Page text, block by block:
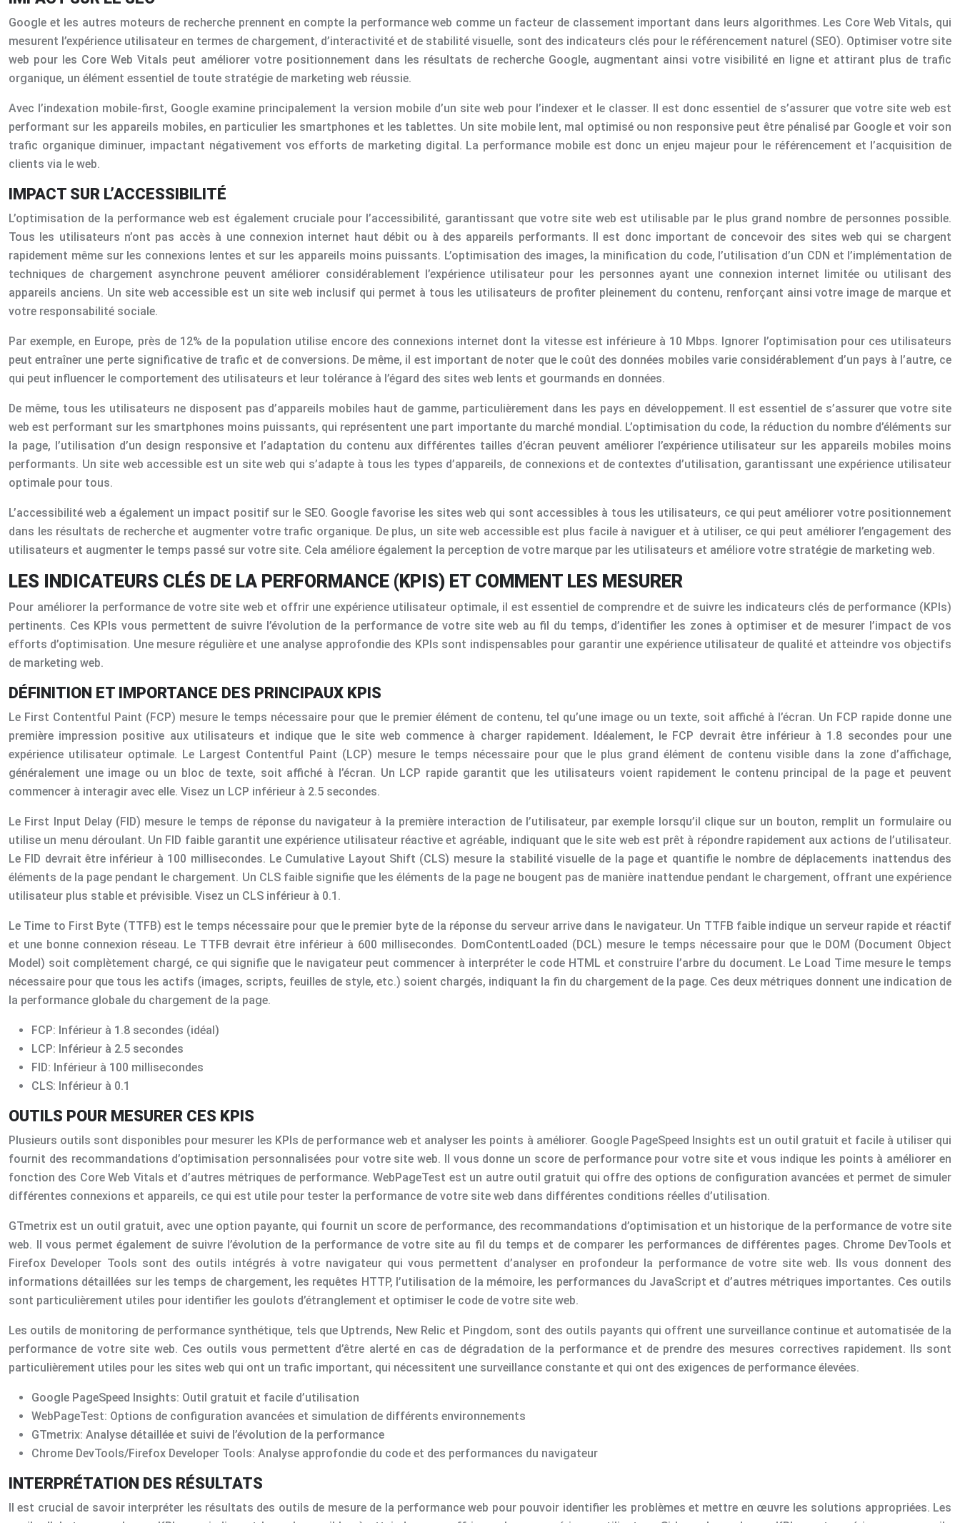
Google et les autres moteurs de recherche prennent en compte la performance web comme un facteur de classement important dans leurs algorithmes. Les Core Web Vitals, qui
mesurent l’expérience utilisateur en termes de chargement, d’interactivité et de stabilité visuelle, sont des indicateurs clés pour le référencement naturel (SEO). Optimiser votre site
web pour les Core Web Vitals peut améliorer votre positionnement dans les résultats de recherche Google, augmentant ainsi votre visibilité en ligne et attirant plus de trafic
organique, un élément essentiel de toute stratégie de marketing web réussie.
Avec l’indexation mobile-first, Google examine principalement la version mobile d’un site web pour l’indexer et le classer. Il est donc essentiel de s’assurer que votre site web est
performant sur les appareils mobiles, en particulier les smartphones et les tablettes. Un site mobile lent, mal optimisé ou non responsive peut être pénalisé par Google et voir son
trafic organique diminuer, impactant négativement vos efforts de marketing digital. La performance mobile est donc un enjeu majeur pour le référencement et l’acquisition de
clients via le web.
IMPACT SUR L’ACCESSIBILITÉ
L’optimisation de la performance web est également cruciale pour l’accessibilité, garantissant que votre site web est utilisable par le plus grand nombre de personnes possible.
Tous les utilisateurs n’ont pas accès à une connexion internet haut débit ou à des appareils performants. Il est donc important de concevoir des sites web qui se chargent
rapidement même sur les connexions lentes et sur les appareils moins puissants. L’optimisation des images, la minification du code, l’utilisation d’un CDN et l’implémentation de
techniques de chargement asynchrone peuvent améliorer considérablement l’expérience utilisateur pour les personnes ayant une connexion internet limitée ou utilisant des
appareils anciens. Un site web accessible est un site web inclusif qui permet à tous les utilisateurs de profiter pleinement du contenu, renforçant ainsi votre image de marque et
votre responsabilité sociale.
Par exemple, en Europe, près de 12% de la population utilise encore des connexions internet dont la vitesse est inférieure à 10 Mbps. Ignorer l’optimisation pour ces utilisateurs
peut entraîner une perte significative de trafic et de conversions. De même, il est important de noter que le coût des données mobiles varie considérablement d’un pays à l’autre, ce
qui peut influencer le comportement des utilisateurs et leur tolérance à l’égard des sites web lents et gourmands en données.
De même, tous les utilisateurs ne disposent pas d’appareils mobiles haut de gamme, particulièrement dans les pays en développement. Il est essentiel de s’assurer que votre site
web est performant sur les smartphones moins puissants, qui représentent une part importante du marché mondial. L’optimisation du code, la réduction du nombre d’éléments sur
la page, l’utilisation d’un design responsive et l’adaptation du contenu aux différentes tailles d’écran peuvent améliorer l’expérience utilisateur sur les appareils mobiles moins
performants. Un site web accessible est un site web qui s’adapte à tous les types d’appareils, de connexions et de contextes d’utilisation, garantissant une expérience utilisateur
optimale pour tous.
L’accessibilité web a également un impact positif sur le SEO. Google favorise les sites web qui sont accessibles à tous les utilisateurs, ce qui peut améliorer votre positionnement
dans les résultats de recherche et augmenter votre trafic organique. De plus, un site web accessible est plus facile à naviguer et à utiliser, ce qui peut améliorer l’engagement des
utilisateurs et augmenter le temps passé sur votre site. Cela améliore également la perception de votre marque par les utilisateurs et améliore votre stratégie de marketing web.
LES INDICATEURS CLÉS DE LA PERFORMANCE (KPIS) ET COMMENT LES MESURER
Pour améliorer la performance de votre site web et offrir une expérience utilisateur optimale, il est essentiel de comprendre et de suivre les indicateurs clés de performance (KPIs)
pertinents. Ces KPIs vous permettent de suivre l’évolution de la performance de votre site web au fil du temps, d’identifier les zones à optimiser et de mesurer l’impact de vos
efforts d’optimisation. Une mesure régulière et une analyse approfondie des KPIs sont indispensables pour garantir une expérience utilisateur de qualité et atteindre vos objectifs
de marketing web.
DÉFINITION ET IMPORTANCE DES PRINCIPAUX KPIS
Le First Contentful Paint (FCP) mesure le temps nécessaire pour que le premier élément de contenu, tel qu’une image ou un texte, soit affiché à l’écran. Un FCP rapide donne une
première impression positive aux utilisateurs et indique que le site web commence à charger rapidement. Idéalement, le FCP devrait être inférieur à 1.8 secondes pour une
expérience utilisateur optimale. Le Largest Contentful Paint (LCP) mesure le temps nécessaire pour que le plus grand élément de contenu visible dans la zone d’affichage,
généralement une image ou un bloc de texte, soit affiché à l’écran. Un LCP rapide garantit que les utilisateurs voient rapidement le contenu principal de la page et peuvent
commencer à interagir avec elle. Visez un LCP inférieur à 2.5 secondes.
Le First Input Delay (FID) mesure le temps de réponse du navigateur à la première interaction de l’utilisateur, par exemple lorsqu’il clique sur un bouton, remplit un formulaire ou
utilise un menu déroulant. Un FID faible garantit une expérience utilisateur réactive et agréable, indiquant que le site web est prêt à répondre rapidement aux actions de l’utilisateur.
Le FID devrait être inférieur à 100 millisecondes. Le Cumulative Layout Shift (CLS) mesure la stabilité visuelle de la page et quantifie le nombre de déplacements inattendus des
éléments de la page pendant le chargement. Un CLS faible signifie que les éléments de la page ne bougent pas de manière inattendue pendant le chargement, offrant une expérience
utilisateur plus stable et prévisible. Visez un CLS inférieur à 0.1.
Le Time to First Byte (TTFB) est le temps nécessaire pour que le premier byte de la réponse du serveur arrive dans le navigateur. Un TTFB faible indique un serveur rapide et réactif
et une bonne connexion réseau. Le TTFB devrait être inférieur à 600 millisecondes. DomContentLoaded (DCL) mesure le temps nécessaire pour que le DOM (Document Object
Model) soit complètement chargé, ce qui signifie que le navigateur peut commencer à interpréter le code HTML et construire l’arbre du document. Le Load Time mesure le temps
nécessaire pour que tous les actifs (images, scripts, feuilles de style, etc.) soient chargés, indiquant la fin du chargement de la page. Ces deux métriques donnent une indication de
la performance globale du chargement de la page.
FCP: Inférieur à 1.8 secondes (idéal)
LCP: Inférieur à 2.5 secondes
FID: Inférieur à 100 millisecondes
CLS: Inférieur à 0.1
OUTILS POUR MESURER CES KPIS
Plusieurs outils sont disponibles pour mesurer les KPIs de performance web et analyser les points à améliorer. Google PageSpeed Insights est un outil gratuit et facile à utiliser qui
fournit des recommandations d’optimisation personnalisées pour votre site web. Il vous donne un score de performance pour votre site et vous indique les points à améliorer en
fonction des Core Web Vitals et d’autres métriques de performance. WebPageTest est un autre outil gratuit qui offre des options de configuration avancées et permet de simuler
différentes connexions et appareils, ce qui est utile pour tester la performance de votre site web dans différentes conditions réelles d’utilisation.
GTmetrix est un outil gratuit, avec une option payante, qui fournit un score de performance, des recommandations d’optimisation et un historique de la performance de votre site
web. Il vous permet également de suivre l’évolution de la performance de votre site au fil du temps et de comparer les performances de différentes pages. Chrome DevTools et
Firefox Developer Tools sont des outils intégrés à votre navigateur qui vous permettent d’analyser en profondeur la performance de votre site web. Ils vous donnent des
informations détaillées sur les temps de chargement, les requêtes HTTP, l’utilisation de la mémoire, les performances du JavaScript et d’autres métriques importantes. Ces outils
sont particulièrement utiles pour identifier les goulots d’étranglement et optimiser le code de votre site web.
Les outils de monitoring de performance synthétique, tels que Uptrends, New Relic et Pingdom, sont des outils payants qui offrent une surveillance continue et automatisée de la
performance de votre site web. Ces outils vous permettent d’être alerté en cas de dégradation de la performance et de prendre des mesures correctives rapidement. Ils sont
particulièrement utiles pour les sites web qui ont un trafic important, qui nécessitent une surveillance constante et qui ont des exigences de performance élevées.
Google PageSpeed Insights: Outil gratuit et facile d’utilisation
WebPageTest: Options de configuration avancées et simulation de différents environnements
GTmetrix: Analyse détaillée et suivi de l’évolution de la performance
Chrome DevTools/Firefox Developer Tools: Analyse approfondie du code et des performances du navigateur
INTERPRÉTATION DES RÉSULTATS
Il est crucial de savoir interpréter les résultats des outils de mesure de la performance web pour pouvoir identifier les problèmes et mettre en œuvre les solutions appropriées. Les